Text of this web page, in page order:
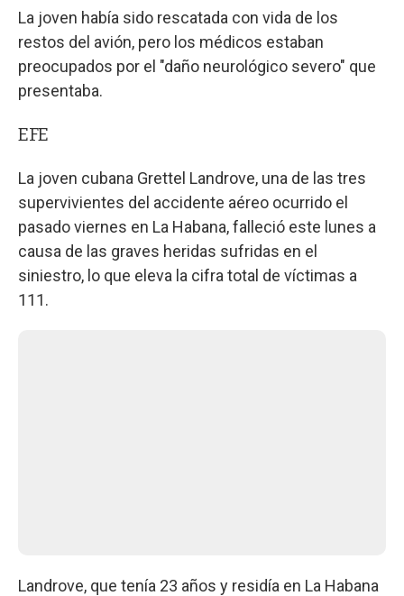
La joven había sido rescatada con vida de los
restos del avión, pero los médicos estaban
preocupados por el "daño neurológico severo" que
presentaba.
EFE
La joven cubana Grettel Landrove, una de las tres
supervivientes del accidente aéreo ocurrido el
pasado viernes en La Habana, falleció este lunes a
causa de las graves heridas sufridas en el
siniestro, lo que eleva la cifra total de víctimas a
111.
Landrove, que tenía 23 años y residía en La Habana